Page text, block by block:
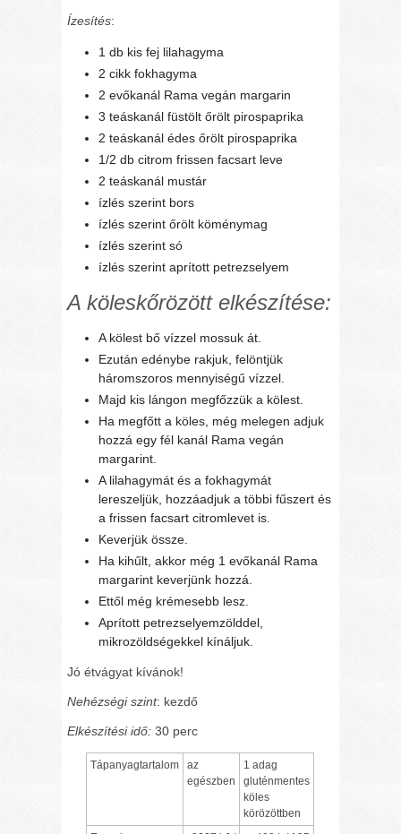
Ízesítés:
1 db kis fej lilahagyma
2 cikk fokhagyma
2 evőkanál Rama vegán margarin
3 teáskanál füstölt őrölt pirospaprika
2 teáskanál édes őrölt pirospaprika
1/2 db citrom frissen facsart leve
2 teáskanál mustár
ízlés szerint bors
ízlés szerint őrölt köménymag
ízlés szerint só
ízlés szerint aprított petrezselyem
A köleskőrözött elkészítése:
A kölest bő vízzel mossuk át.
Ezután edénybe rakjuk, felöntjük
háromszoros mennyiségű vízzel.
Majd kis lángon megfőzzük a kölest.
Ha megfőtt a köles, még melegen adjuk
hozzá egy fél kanál Rama vegán
margarint.
A lilahagymát és a fokhagymát
lereszeljük, hozzáadjuk a többi fűszert és
a frissen facsart citromlevet is.
Keverjük össze.
Ha kihűlt, akkor még 1 evőkanál Rama
margarint keverjünk hozzá.
Ettől még krémesebb lesz.
Aprított petrezselyemzölddel,
mikrozöldségekkel kínáljuk.
Jó étvágyat kívánok!
Nehézségi szint: kezdő
Elkészítési idő: 30 perc
Tápanyagtartalom
az
egészben
1 adag
gluténmentes
köles
körözöttben